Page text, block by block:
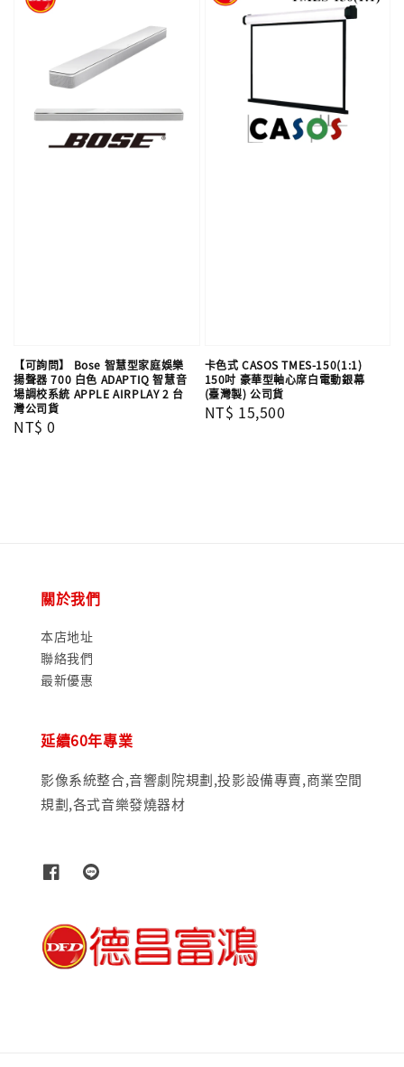
【可詢問】 Bose 智慧型家庭娛樂
揚聲器 700 白色 ADAPTIQ 智慧音
場調校系統 APPLE AIRPLAY 2 台
灣公司貨
Regular
NT$ 0
卡色式 CASOS TMES-150(1:1)
150吋 豪華型軸心席白電動銀幕
(臺灣製) 公司貨
Regular
NT$ 15,500
關於我們
本店地址
聯絡我們
最新優惠
延續60年專業
影像系統整合,音響劇院規劃,投影設備專賣,商業空間
規劃,各式音樂發燒器材